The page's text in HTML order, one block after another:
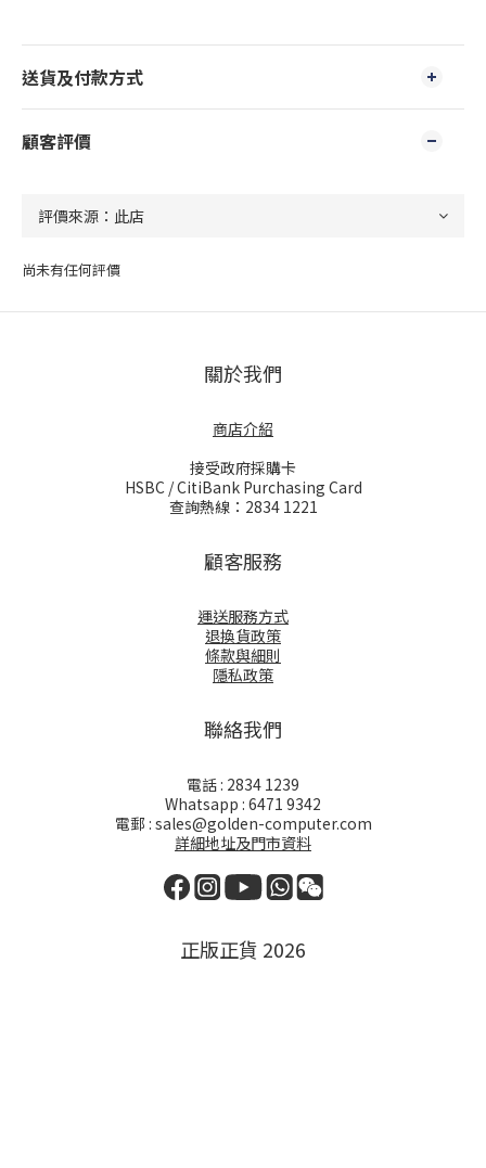
送貨及付款方式
顧客評價
尚未有任何評價
關於我們
商店介紹
接受政府採購卡
HSBC / CitiBank Purchasing Card
查詢熱線：2834 1221
顧客服務
運送服務方式
退換貨政策
條款與細則
隱私政策
聯絡我們
電話 : 2834 1239
Whatsapp : 6471 9342
電郵 : sales@golden-computer.com
詳細地址及門市資料
正版正貨 2026